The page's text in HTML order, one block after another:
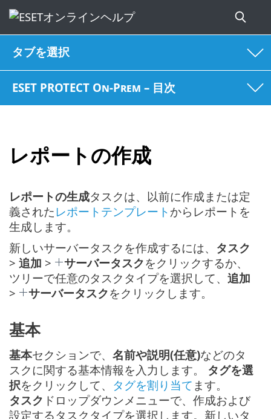
タブを選択
ESET PROTECT On-Prem – 目次
レポートの作成
レポートの生成タスクは、以前に作成または定
義された レポートテンプレート からレポートを
生成します。
新しいサーバータスクを作成するには、 タスク
> 追加 > サーバータスクをクリックするか、
ツリーで任意のタスクタイプを選択して、 追加
>
サーバータスクをクリックします。
基本
基本セクションで、 名前や説明(任意)などのタ
スクに関する基本情報を入力します。 タグを選
択をクリックして、 タグを割り当て ます。
タスク ドロップダウンメニューで、作成および
設定するタスクタイプを選択します。新しいタ